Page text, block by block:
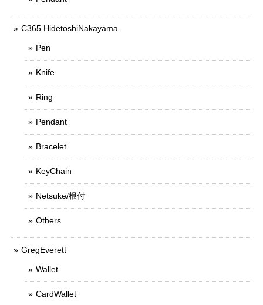
C365 HidetoshiNakayama
Pen
Knife
Ring
Pendant
Bracelet
KeyChain
Netsuke/根付
Others
GregEverett
Wallet
CardWallet